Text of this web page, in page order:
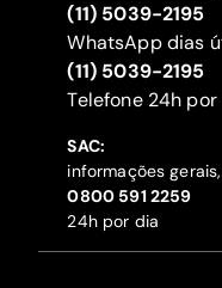
(11) 5039-2195
WhatsApp dias
(11) 5039-2195
‍Telefone 24h por
SAC:
informações
‍0800 591 2259
24h por dia